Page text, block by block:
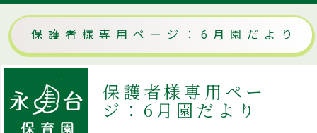
保護者様専用ページ：6月園だより
保護者様専用ペー
ジ：6月園だより